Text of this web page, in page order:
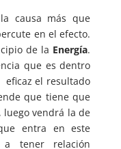
causa más que
en el efecto.
de la Energía.
que es dentro
eficaz el resultado
que tiene que
vendrá la de
entra en este
a tener relación